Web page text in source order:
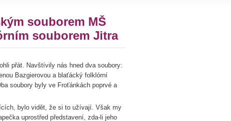
souborem MŠ
souborem Jitra
přát. Navštívily nás hned dva soubory:
Bazgierovou a blaťácký folklórní
soubory byly ve Froťánkách poprvé a
bylo vidět, že si to užívají. Však my
uprostřed představení, zda-li jeho